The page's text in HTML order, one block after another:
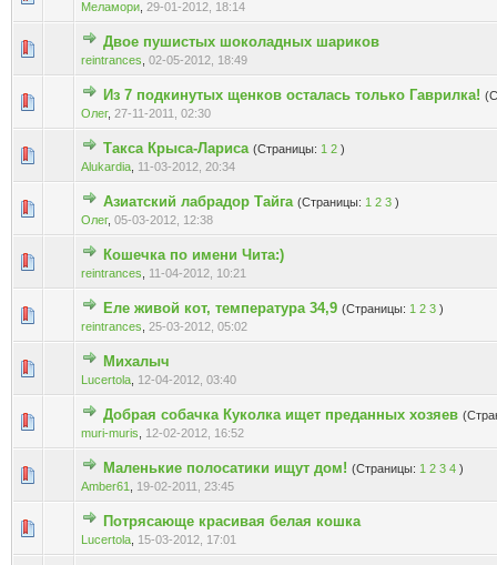
Меламори 29-01-2012, 18:14
Двое пушистых шоколадных шариков
reintrances 02-05-2012, 18:49
Голосов: 0 - Средняя оценка: 0 из 5
12345
Из 7 подкинутых щенков осталась только Гаврилка!
Олег, 27-11-2011, 02:30
Голосов: 0 - Средняя оценка: 0 из 5
12345
Такса Крыса-Лариса (Страницы: 1 2 )
Alukardia 11-03-2012, 20:34
Голосов: 0 - Средняя оценка: 0 из 5
123 45
Азиатский лабрадор Тайга (Страницы: 1 2 3 )
Олег, 05-03-2012, 12:38
Голосов: 0 - Средняя оценка: 0 из 5
123 4 5
Кошечка по имени Чита:)
reintrances 11-04-2012, 10:21
Голосов: 0 - Средняя оценка: 0 из 5
12 34 5
Еле живой кот, температура 34,9 (Страницы: 1 2 3 )
reintrances 25-03-2012, 05:02
Голосов: 0 - Средняя оценка: 0 из 5
12345
Михалыч
Lucertola 12-04-2012, 03:40
Голосов: 0 - Средняя оценка: 0 из 5
Добрая собачка Куколка ищет преданных хозяев
muri-muris
12-02-2012, 16:52
Голосов: 0 - Средняя оценка: 0 из 5
12345
Маленькие полосатики ищут дом! (Страницы: 1 2 3 4 )
Amber61
19-02-2011, 23:45
Голосов: 0 - Средняя оценка: 0 из 5
12 345
Потрясающе красивая белая кошка
Lucertola 15-03-2012, 17:01
Голосов: 0 - Средняя оценка: 0 из 5
12345